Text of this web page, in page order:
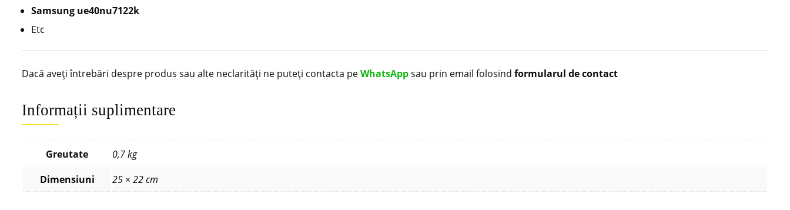
Samsung ue40nu7122k
Etc
Dacă aveți întrebări despre produs sau alte neclarități ne puteți contacta peWhatsAppsau prin email folosind formularul de contact
Informații suplimentare
Greutate
0,7 kg
Dimensiuni
25 × 22 cm